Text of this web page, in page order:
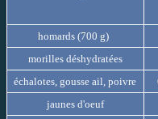
homards (700 g)
morilles déshydratées
échalotes, gousse ail, poivre
jaunes d'oeuf